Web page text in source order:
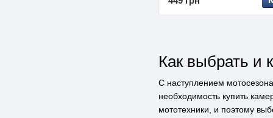
Как выбрать и
С наступлением
необходимость купить
мототехники, и поэтому